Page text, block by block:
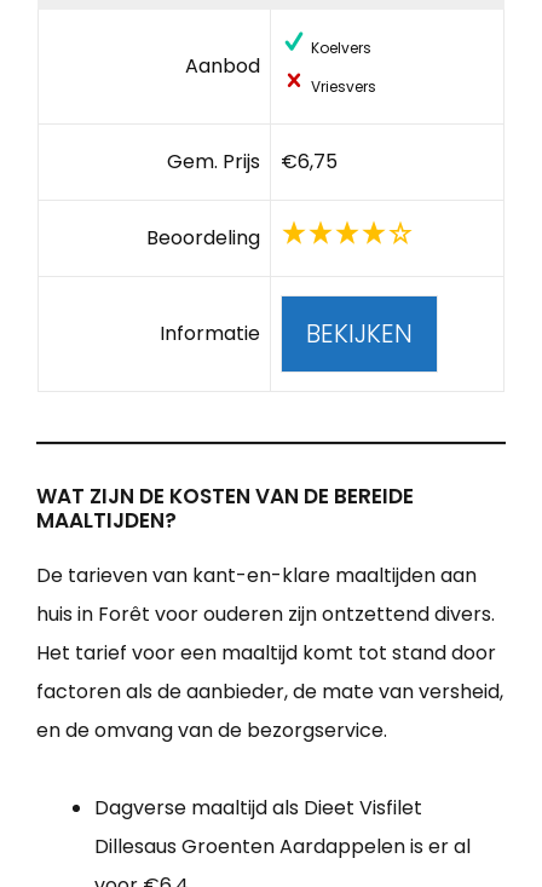
Aanbod
Koelvers
Vriesvers
Gem. Prijs €6,75
Beoordeling
Informatie BEKIJKEN
WAT ZIJN DE KOSTEN VAN DE BEREIDE
MAALTIJDEN?
De tarieven van kant-en-klare maaltijden aan
huis in Forêt voor ouderen zijn ontzettend divers.
Het tarief voor een maaltijd komt tot stand door
factoren als de aanbieder, de mate van versheid,
en de omvang van de bezorgservice.
Dagverse maaltijd als Dieet Visfilet
Dillesaus Groenten Aardappelen is er al